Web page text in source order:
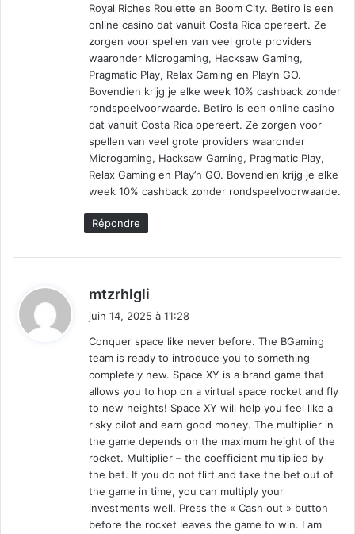
Royal Riches Roulette en Boom City. Betiro is een
online casino dat vanuit Costa Rica opereert. Ze
zorgen voor spellen van veel grote providers
waaronder Microgaming, Hacksaw Gaming,
Pragmatic Play, Relax Gaming en Play’n GO.
Bovendien krijg je elke week 10% cashback zonder
rondspeelvoorwaarde. Betiro is een online casino
dat vanuit Costa Rica opereert. Ze zorgen voor
spellen van veel grote providers waaronder
Microgaming, Hacksaw Gaming, Pragmatic Play,
Relax Gaming en Play’n GO. Bovendien krijg je elke
week 10% cashback zonder rondspeelvoorwaarde.
Répondre
mtzrhlgli
:
juin 14, 2025 à 11:28
Conquer space like never before. The BGaming
team is ready to introduce you to something
completely new. Space XY is a brand game that
allows you to hop on a virtual space rocket and fly
to new heights! Space XY will help you feel like a
risky pilot and earn good money. The multiplier in
the game depends on the maximum height of the
rocket. Multiplier – the coefficient multiplied by
the bet. If you do not flirt and take the bet out of
the game in time, you can multiply your
investments well. Press the « Cash out » button
before the rocket leaves the game to win. I am